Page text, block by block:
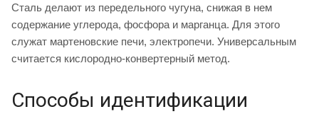
Сталь делают из передельного чугуна, снижая в нем
содержание углерода, фосфора и марганца. Для этого
служат мартеновские печи, электропечи. Универсальным
считается кислородно-конвертерный метод.
Способы идентификации